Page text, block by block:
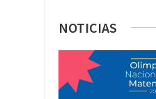
NOTICIAS